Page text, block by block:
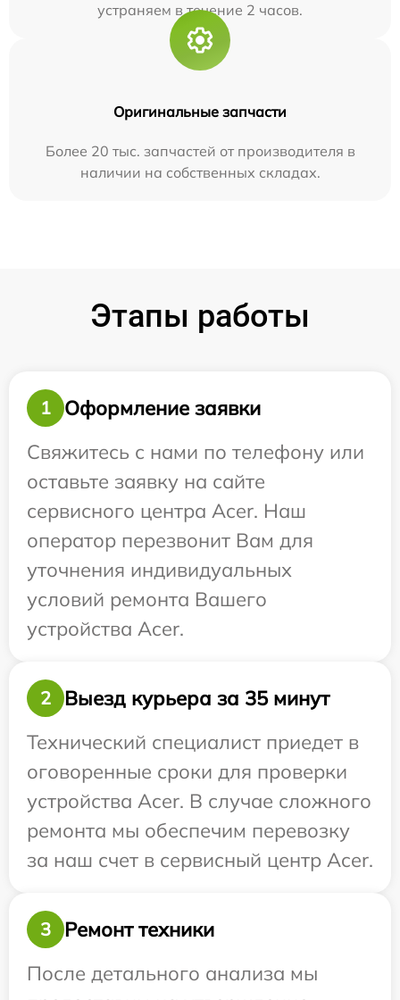
устраняем в течение 2 часов.
Оригинальные запчасти
Более 20 тыс. запчастей от производителя в
наличии на собственных складах.
Этапы работы
1
Оформление заявки
Свяжитесь с нами по телефону или
оставьте заявку на сайте
сервисного центра Acer. Наш
оператор перезвонит Вам для
уточнения индивидуальных
условий ремонта Вашего
устройства Acer.
2
Выезд курьера за 35 минут
Технический специалист приедет в
оговоренные сроки для проверки
устройства Acer. В случае сложного
ремонта мы обеспечим перевозку
за наш счет в сервисный центр Acer.
3
Ремонт техники
После детального анализа мы